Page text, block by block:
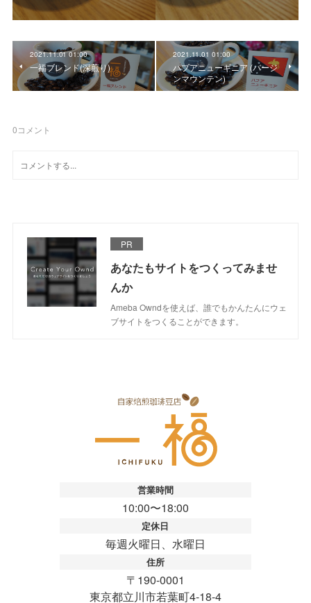
2021.11.01 01:00
一福ブレンド(深煎り)
2021.11.01 01:00
パプアニューギニア (バージ
ンマウンテン)
0コメント
PR
あなたもサイトをつくってみませ
んか
Ameba Owndを使えば、誰でもかんたんにウェ
ブサイトをつくることができます。